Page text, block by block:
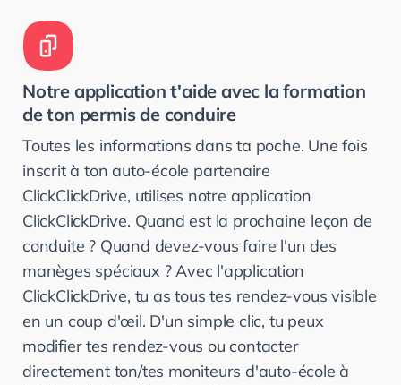
Notre application t'aide avec la formation
de ton permis de conduire
Toutes les informations dans ta poche. Une fois
inscrit à ton auto-école partenaire
ClickClickDrive, utilises notre application
ClickClickDrive. Quand est la prochaine leçon de
conduite ? Quand devez-vous faire l'un des
manèges spéciaux ? Avec l'application
ClickClickDrive, tu as tous tes rendez-vous visible
en un coup d'œil. D'un simple clic, tu peux
modifier tes rendez-vous ou contacter
directement ton/tes moniteurs d'auto-école à